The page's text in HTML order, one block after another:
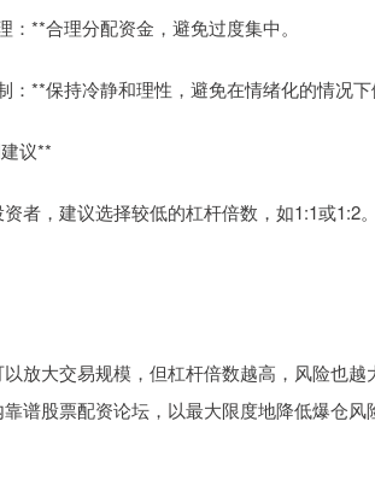
：**合理分配资金，避免过度集中。
：**保持冷静和理性，避免在情绪化的情况下
议**
者，建议选择较低的杠杆倍数，如1:1或
放大交易规模，但杠杆倍数越高，风险也
谱股票配资论坛，以最大限度地降低爆仓风